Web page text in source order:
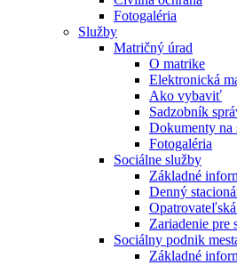
Fotogaléria
Služby
Matričný úrad
O matrike
Elektronická
Ako vybaviť
Sadzobník
Dokumenty na
Fotogaléria
Sociálne služby
Základné
Denný
Zariadenie pre
Sociálny podnik
Základné